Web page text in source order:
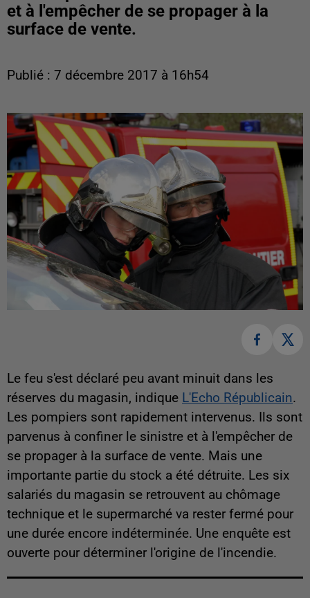
et à l'empêcher de se propager à la
surface de vente.
Publié : 7 décembre 2017 à 16h54
Le feu s'est déclaré peu avant minuit dans les
réserves du magasin, indique L'Echo Républicain.
Les pompiers sont rapidement intervenus. Ils sont
parvenus à confiner le sinistre et à l'empêcher de
se propager à la surface de vente. Mais une
importante partie du stock a été détruite. Les six
salariés du magasin se retrouvent au chômage
technique et le supermarché va rester fermé pour
une durée encore indéterminée. Une enquête est
ouverte pour déterminer l'origine de l'incendie.